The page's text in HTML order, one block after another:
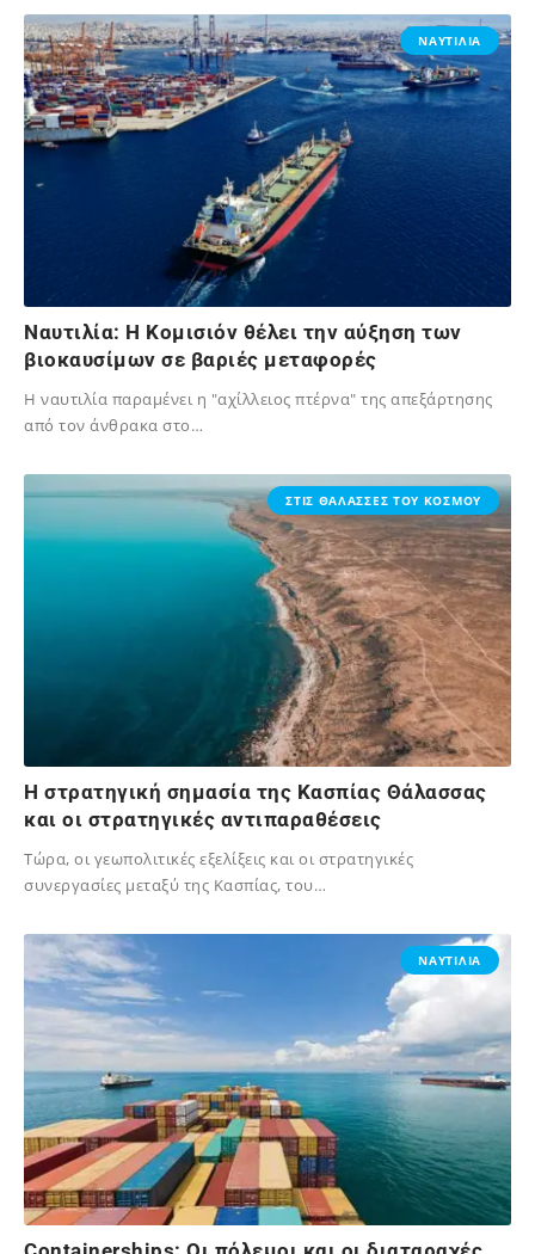
ΝΑΥΤΙΛΙΑ
Nαυτιλία: Η Κομισιόν θέλει την αύξηση των
βιοκαυσίμων σε βαριές μεταφορές
Η ναυτιλία παραμένει η "αχίλλειος πτέρνα" της απεξάρτησης
από τον άνθρακα στο…
ΣΤΙΣ ΘΑΛΑΣΣΕΣ ΤΟΥ ΚΟΣΜΟΥ
Η στρατηγική σημασία της Κασπίας Θάλασσας
και οι στρατηγικές αντιπαραθέσεις
Τώρα, οι γεωπολιτικές εξελίξεις και οι στρατηγικές
συνεργασίες μεταξύ της Κασπίας, του…
ΝΑΥΤΙΛΙΑ